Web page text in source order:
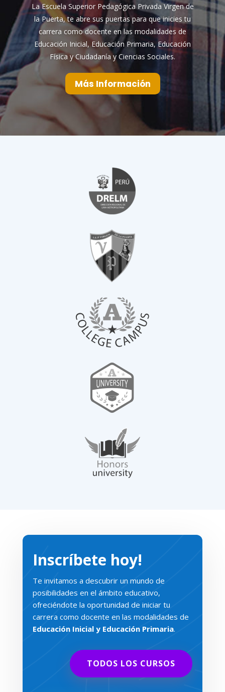
La Escuela Superior Pedagógica Privada Virgen de
la Puerta, te abre sus puertas para que inicies tu
carrera como docente en las modalidades de
Educación Inicial, Educación Primaria, Educación
Física y Ciudadanía y Ciencias Sociales.
Más Información
Inscríbete hoy!
Te invitamos a descubrir un mundo de
posibilidades en el ámbito educativo,
ofreciéndote la oportunidad de iniciar tu
carrera como docente en las modalidades de
Educación Inicial y Educación Primaria.
TODOS LOS CURSOS